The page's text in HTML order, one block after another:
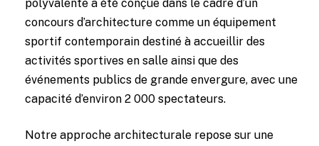
polyvalente a été conçue dans le cadre d’un
concours d’architecture comme un équipement
sportif contemporain destiné à accueillir des
activités sportives en salle ainsi que des
événements publics de grande envergure, avec une
capacité d’environ 2 000 spectateurs.
Notre approche architecturale repose sur une